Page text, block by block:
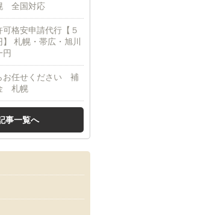
全国対応
格安申請代行【５
】 札幌・帯広・旭川
円
お任せください 補
札幌
事一覧へ